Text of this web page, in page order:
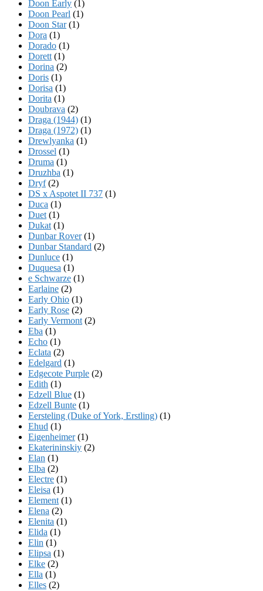
Doon Early (1)
Doon Pearl (1)
Doon Star(1)
Dora (1)
Dorado (1)
Dorett (1)
Dorina (2)
Doris (1)
Dorisa (1)
Dorita (1)
Doubrava (2)
Draga (1944) (1)
Draga (1972) (1)
Drewlyanka (1)
Drossel (1)
Druma (1)
Druzhba (1)
Dryf(2)
DS x Aspotet II 737 (1)
Duca (1)
Duet (1)
Dukat (1)
Dunbar Rover(1)
Dunbar Standard (2)
Dunluce (1)
Duquesa (1)
e Schwarze (1)
Earlaine (2)
Early Ohio (1)
Early Rose (2)
Early Vermont (2)
Eba (1)
Echo (1)
Eclata (2)
Edelgard (1)
Edgecote Purple (2)
Edith (1)
Edzell Blue (1)
Edzell Bunte (1)
Eersteling (Duke of York, Erstling) (1)
Ehud (1)
Eigenheimer(1)
Ekaterininskiy (2)
Elan (1)
Elba (2)
Electre (1)
Eleisa (1)
Element (1)
Elena (2)
Elenita (1)
Elida (1)
Elin (1)
Elipsa (1)
Elke (2)
Ella (1)
Elles (2)